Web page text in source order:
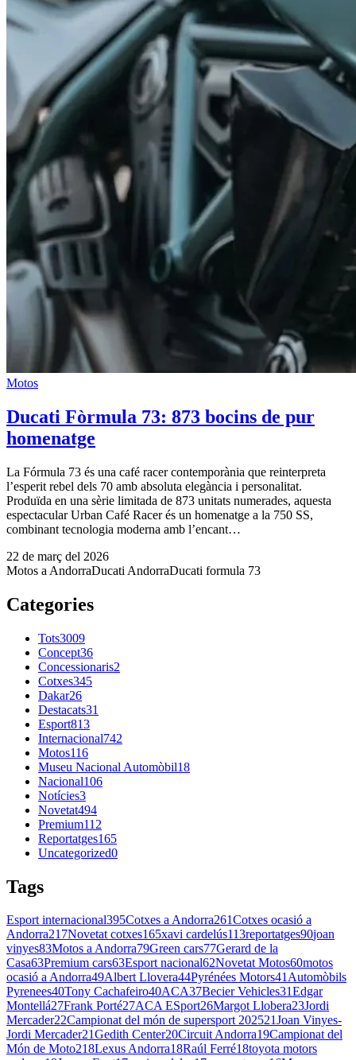
Motos
Ducati Fòrmula 73: 873 bocins de pur
homenatge
La Fórmula 73 és una café racer contemporània que reinterpreta
l’esperit rebel dels 70 amb absoluta elegància i personalitat.
Produïda en una sèrie limitada de 873 unitats numerades, aquesta
espectacular Urban Café Racer és un homenatge a la 750 SS,
combinant tecnologia moderna amb l’encant…
22 de març del 2026
Motos a AndorraDucati AndorraDucati formula 73
Categories
Tots3009
Concept36
Concessionaris2
Cotxes345
Dakar26
Destacats31
Esport813
Internacional742
Motos116
Museu Nacional Automòbil18
Nacional106
Notícies3
Novetat494
Premium112
Reportatges165
Uncategorized0
Tags
Esport internacional395Cotxes a Andorra261Cotxes ocasió a
Andorra217Novetat cotxes165xavi cardelús113reportatges90joan
vinyes83Motos a Andorra79Green cars77Gerard de la
Casa63Premium cars63Esport nacional62Novetat Motos60motos
ocasió a Andorra49Albert Llovera44Pyrénées Motors41Automòbils
Pyrenees40Tony Cachafeiro40ACA37Becier Vehicles31Edgar
Montellá27Frank Porté27ACA ESport26Margot Llobera23Jordi
Mercader22Campionat del món de supersport 202521Joan Vinyes-
Jordi Mercader21Gedith Center20Circuit Andorra19Campionat del
Món de Moto218Lexus Andorra18Raúl Ferré18toyota motors